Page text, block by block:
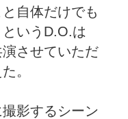
自体だけでも
いうD.O.は
演させていただ
。
影するシーン